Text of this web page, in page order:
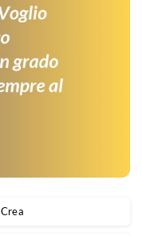
Crea